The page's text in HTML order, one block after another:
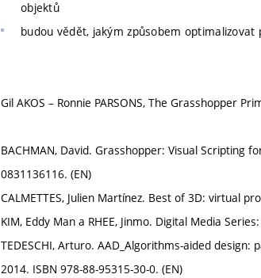
objektů
budou vědět, jakým způsobem
Gil AKOS – Ronnie PARSONS, The Grasshopper
BACHMAN, David. Grasshopper: Visual Scripting
0831136116. (EN)
CALMETTES, Julien Martínez. Best of 3D: virtual
KIM, Eddy Man a RHEE, Jinmo. Digital Media
TEDESCHI, Arturo. AAD_Algorithms-aided
2014. ISBN 978-88-95315-30-0. (EN)